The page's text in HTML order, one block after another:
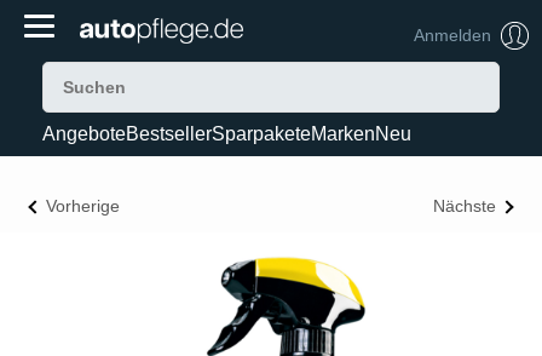
Anmelden
AngeboteBestsellerSparpaketeMarkenNeu
Vorherige Nächste